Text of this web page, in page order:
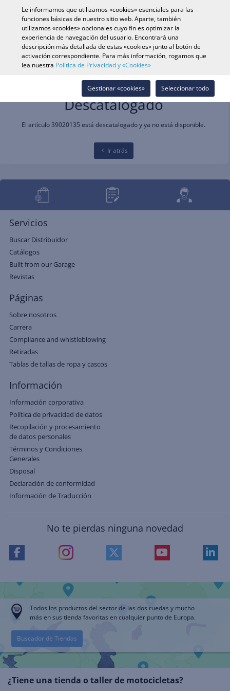
Búsqueda de vehículo
Buscar en tienda
Descatalogado
El artículo 39020135 está descatalogado y ya no está disponible.
Ir atrás
Servicios
Buscar Distribuidor
Catálogos
Built from our Garage
Revistas
Páginas
Sobre nosotros
Carrera
Compliance and whistleblowing
Retiradas
Tablas de tallas de ropa y cascos
Información
Información corporativa
Política de privacidad de datos
Recopilación y procesamiento
de datos personales
Términos y Condiciones
Generales
Disposal
Declaración de conformidad
Información de Traducción
No te pierdas ninguna novedad
Todos los productos del sector de las dos ruedas y mucho
más en sus tienda favoritas en cualquier punto de Europa.
Buscador de Tiendas
¿Tiene una tienda o taller de motocicletas?
Le informamos que utilizamos «cookies» esenciales para las
funciones básicas de nuestro sitio web. Aparte, también
utilizamos «cookies» opcionales cuyo fin es optimizar la
experiencia de navegación del usuario. Encontrará una
descripción más detallada de estas «cookies» junto al botón de
activación correspondiente. Para más información, rogamos que
lea nuestra Política de Privacidad y «Cookies»
Seleccionar todo
Gestionar «cookies»